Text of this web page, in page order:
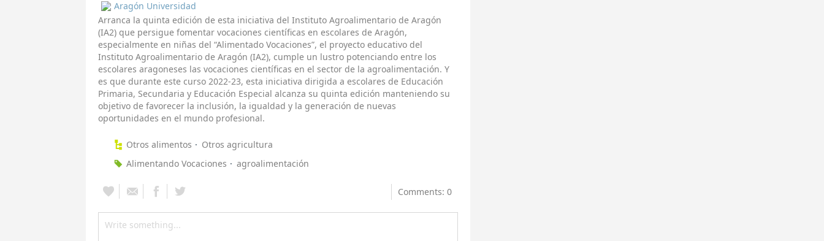
Aragón Universidad
Arranca la quinta edición de esta iniciativa del Instituto Agroalimentario de Aragón
(IA2) que persigue fomentar vocaciones científicas en escolares de Aragón,
especialmente en niñas del “Alimentado Vocaciones”, el proyecto educativo del
Instituto Agroalimentario de Aragón (IA2), cumple un lustro potenciando entre los
escolares aragoneses las vocaciones científicas en el sector de la agroalimentación. Y
es que durante este curso 2022-23, esta iniciativa dirigida a escolares de Educación
Primaria, Secundaria y Educación Especial alcanza su quinta edición manteniendo su
objetivo de favorecer la inclusión, la igualdad y la generación de nuevas
oportunidades en el mundo profesional.
Otros alimentos
Otros agricultura
Alimentando Vocaciones
agroalimentación
Comments: 0